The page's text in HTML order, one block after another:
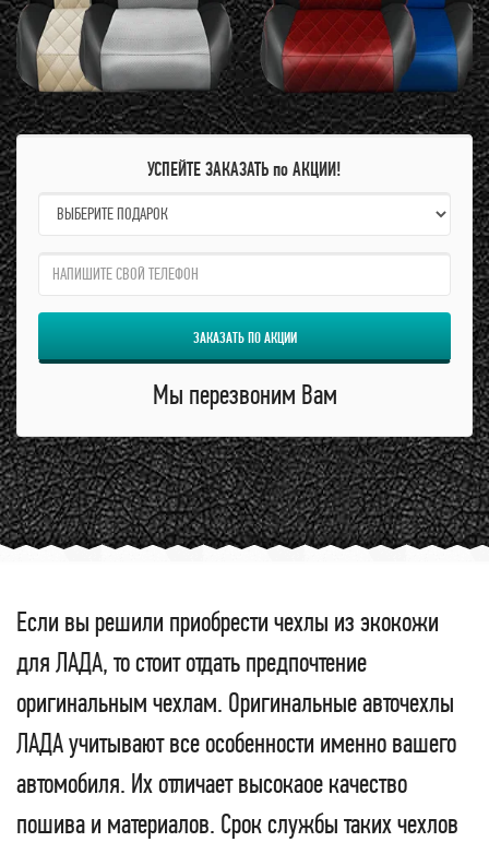
УСПЕЙТЕ ЗАКАЗАТЬ по АКЦИИ!
name:
qzw:
ЗАКАЗАТЬ ПО АКЦИИ
Мы перезвоним Вам
Если вы решили приобрести чехлы из экокожи
для ЛАДА, то стоит отдать предпочтение
оригинальным чехлам. Оригинальные авточехлы
ЛАДА учитывают все особенности именно вашего
автомобиля. Их отличает высокаое качество
пошива и материалов. Срок службы таких чехлов